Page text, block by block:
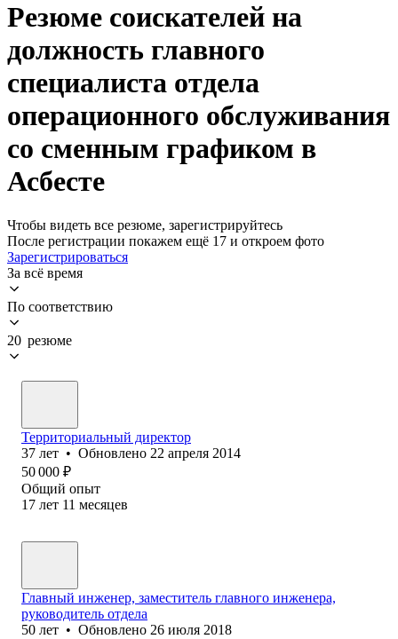
Резюме соискателей на
должность главного
специалиста отдела
операционного обслуживания
со сменным графиком в
Асбесте
Чтобы видеть все резюме, зарегистрируйтесь
После регистрации покажем ещё 17 и откроем фото
Зарегистрироваться
За всё время
По соответствию
20 резюме
Территориальный директор
37 лет • Обновлено 22 апреля 2014
50 000 ₽
Общий опыт
17 лет 11 месяцев
Главный инженер, заместитель главного инженера,
руководитель отдела
50 лет • Обновлено 26 июля 2018